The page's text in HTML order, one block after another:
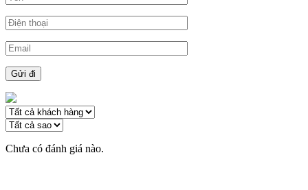
Chưa có đánh giá nào.